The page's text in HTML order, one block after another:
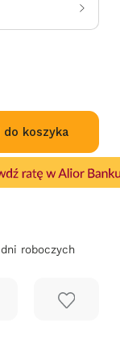
do koszyka
roboczych